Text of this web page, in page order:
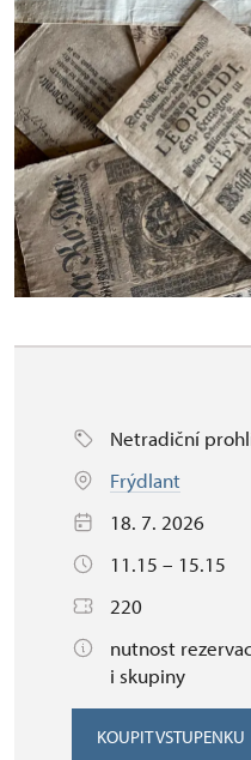
Netradiční
Frýdlant
18. 7. 2026
11.15 – 15.15
220
nutnost
i skupiny
KOUPIT VSTUPENKU